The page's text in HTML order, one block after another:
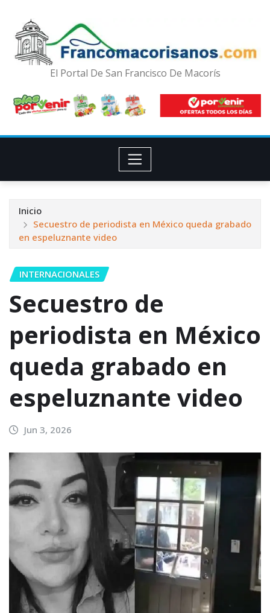
El Portal De San Francisco De Macorís
Inicio
Secuestro de periodista en México queda grabado
en espeluznante video
INTERNACIONALES
Secuestro de
periodista en México
queda grabado en
espeluznante video
Jun 3, 2026